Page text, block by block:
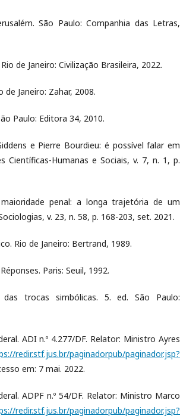
São Paulo: Companhia das Letras,
de Janeiro: Civilização Brasileira, 2022.
de Janeiro: Zahar, 2008.
Paulo: Editora 34, 2010.
e Pierre Bourdieu: é possível falar em
Científicas-Humanas e Sociais, v. 7, n. 1, p.
maioridade penal: a longa trajetória de um
v. 23, n. 58, p. 168-203, set. 2021.
Rio de Janeiro: Bertrand, 1989.
Paris: Seuil, 1992.
das trocas simbólicas. 5. ed. São Paulo:
ADI n.º 4.277/DF. Relator: Ministro Ayres
redir.stf.jus.br/paginadorpub/paginador.jsp?
em: 7 mai. 2022.
ADPF n.º 54/DF. Relator: Ministro Marco
redir.stf.jus.br/paginadorpub/paginador.jsp?